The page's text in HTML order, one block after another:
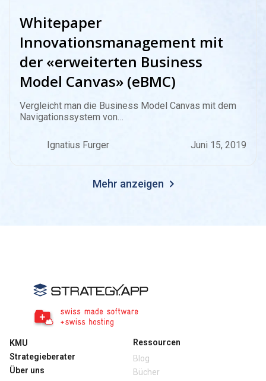
Whitepaper
Innovationsmanagement mit
der «erweiterten Business
Model Canvas» (eBMC)
Vergleicht man die Business Model Canvas mit dem
Navigationssystem von…
Ignatius Furger Juni 15, 2019
Mehr anzeigen
KMU
Strategieberater
Über uns
Ressourcen
Blog
Bücher